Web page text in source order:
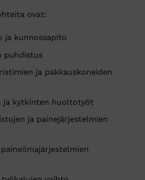
ovat:
ja kunnossapito
puhdistus
ja pakkauskoneiden
ja kytkinten huoltotyöt
ja painejärjestelmien